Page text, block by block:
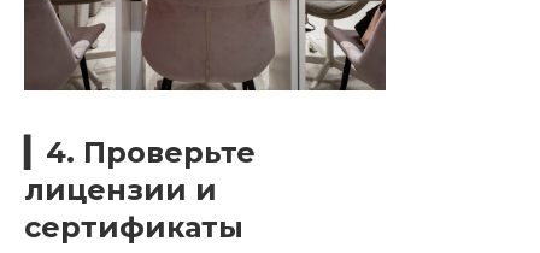
▎4. Проверьте
лицензии и
сертификаты